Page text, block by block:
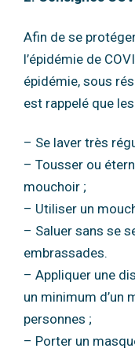
Afin de se
l’épidémie de
épidémie, sous
est rappelé que
– Se laver très
– Tousser ou
mouchoir ;
– Utiliser un
– Saluer sans se
embrassades.
– Appliquer une
un minimum d’un
personnes ;
– Porter un